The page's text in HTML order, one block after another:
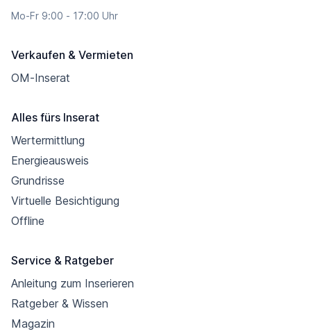
Mo-Fr 9:00 - 17:00 Uhr
Verkaufen & Vermieten
OM-Inserat
Alles fürs Inserat
Wertermittlung
Energieausweis
Grundrisse
Virtuelle Besichtigung
Offline
Service & Ratgeber
Anleitung zum Inserieren
Ratgeber & Wissen
Magazin